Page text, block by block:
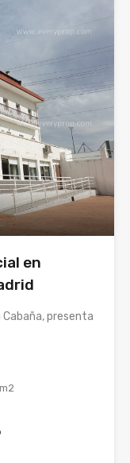
en
Cabaña, presenta
m2